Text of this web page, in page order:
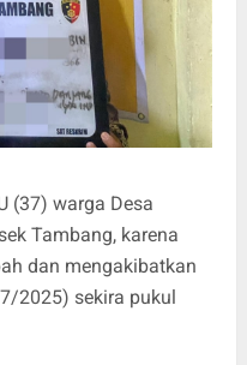
(37) warga Desa
Tambang, karena
dan mengakibatkan
2025) sekira pukul